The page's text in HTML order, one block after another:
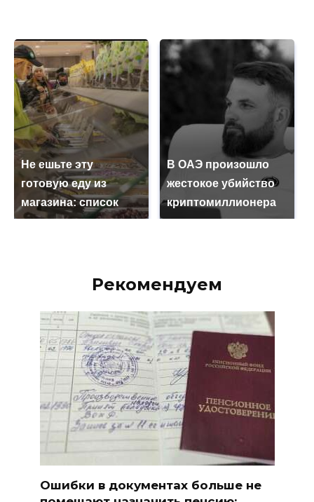
Не ешьте эту
готовую еду из
магазина: список
В ОАЭ произошло
жестокое убийство
криптомиллионера
Рекомендуем
Ошибки в документах больше не